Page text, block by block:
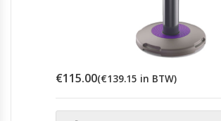
€115.00(€139.15 in BTW)